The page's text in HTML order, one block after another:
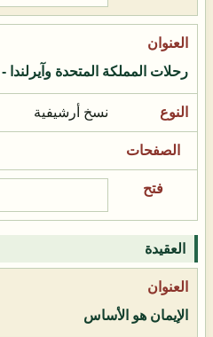
رحلات المملكة المتحدة
نسخ أرشيفية
العقيدة
الإيمان هو الأساس